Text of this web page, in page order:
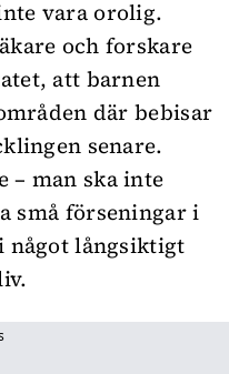
vara orolig.
och forskare
att barnen
där bebisar
senare.
– man ska inte
små förseningar i
något långsiktigt